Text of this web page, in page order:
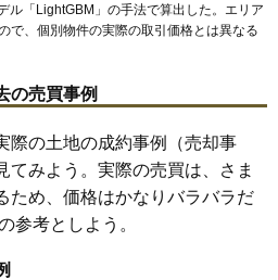
9.1万円 681万円 18.7%
9.0万円 649万円 15.1%
9.0万円 674万円 14.1%
9.0万円 592万円 10.1%
9.0万円 752万円 12.5%
8.9万円 752万円
8.9万円
ル「LightGBM」の手法で算出した。エリア
で、個別物件の実際の取引価格とは異なる
の売買事例
の土地の成約事例（売却事
てみよう。実際の売買は、さま
ため、価格はかなりバラバラだ
参考としよう。